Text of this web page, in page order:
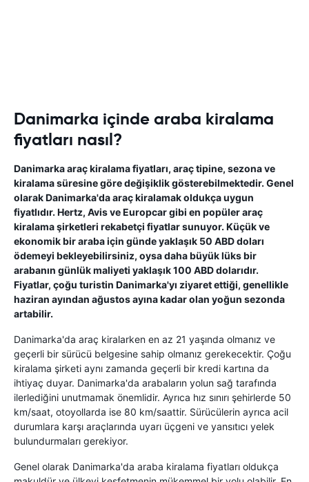
Danimarka içinde araba kiralama
fiyatları nasıl?
Danimarka araç kiralama fiyatları, araç tipine, sezona ve
kiralama süresine göre değişiklik gösterebilmektedir. Genel
olarak Danimarka'da araç kiralamak oldukça uygun
fiyatlıdır. Hertz, Avis ve Europcar gibi en popüler araç
kiralama şirketleri rekabetçi fiyatlar sunuyor. Küçük ve
ekonomik bir araba için günde yaklaşık 50 ABD doları
ödemeyi bekleyebilirsiniz, oysa daha büyük lüks bir
arabanın günlük maliyeti yaklaşık 100 ABD dolarıdır.
Fiyatlar, çoğu turistin Danimarka'yı ziyaret ettiği, genellikle
haziran ayından ağustos ayına kadar olan yoğun sezonda
artabilir.
Danimarka'da araç kiralarken en az 21 yaşında olmanız ve
geçerli bir sürücü belgesine sahip olmanız gerekecektir. Çoğu
kiralama şirketi aynı zamanda geçerli bir kredi kartına da
ihtiyaç duyar. Danimarka'da arabaların yolun sağ tarafında
ilerlediğini unutmamak önemlidir. Ayrıca hız sınırı şehirlerde 50
km/saat, otoyollarda ise 80 km/saattir. Sürücülerin ayrıca acil
durumlara karşı araçlarında uyarı üçgeni ve yansıtıcı yelek
bulundurmaları gerekiyor.
Genel olarak Danimarka'da araba kiralama fiyatları oldukça